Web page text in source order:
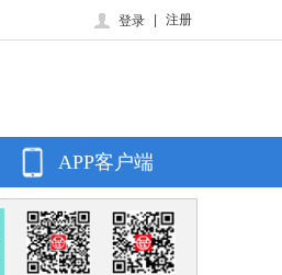
登录 注册
APP客户端